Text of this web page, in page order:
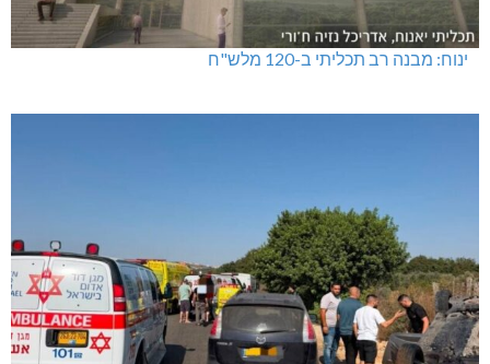
ינוח: מבנה רב תכליתי ב-120 מלש"ח